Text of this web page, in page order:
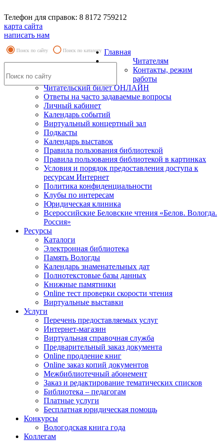
Телефон для справок: 8 8172 759212
карта сайта
написать нам
Поиск по сайту Поиск по каталогу Главная
Читателям
Контакты, режим
работы
Читательский билет ОНЛАЙН
Ответы на часто задаваемые вопросы
Личный кабинет
Календарь событий
Виртуальный концертный зал
Подкасты
Календарь выставок
Правила пользования библиотекой
Правила пользования библиотекой в картинках
Условия и порядок предоставления доступа к
ресурсам Интернет
Политика конфиденциальности
Клубы по интересам
Юридическая клиника
Всероссийские Беловские чтения «Белов. Вологда.
Россия»
Ресурсы
Каталоги
Электронная библиотека
Память Вологды
Календарь знаменательных дат
Полнотекстовые базы данных
Книжные памятники
Online тест проверки скорости чтения
Виртуальные выставки
Услуги
Перечень предоставляемых услуг
Интернет-магазин
Виртуальная справочная служба
Предварительный заказ документа
Online продление книг
Online заказ копий документов
Межбиблиотечный абонемент
Заказ и редактирование тематических списков
Библиотека – педагогам
Платные услуги
Бесплатная юридическая помощь
Конкурсы
Вологодская книга года
Коллегам